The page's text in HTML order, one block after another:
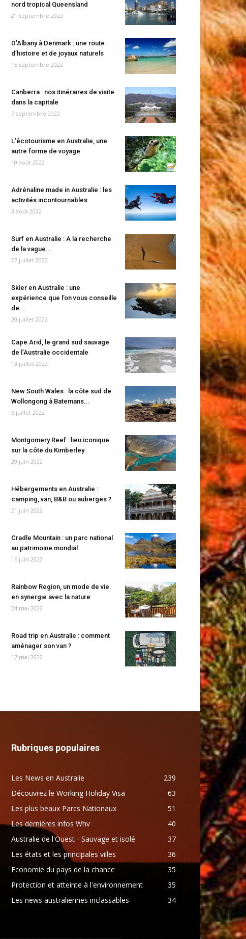
nord tropical Queensland
21 septembre 2022
D’Albany à Denmark : une route
d’histoire et de joyaux naturels
15 septembre 2022
Canberra : nos itinéraires de visite
dans la capitale
7 septembre 2022
L’écotourisme en Australie, une
autre forme de voyage
10 août 2022
Adrénaline made in Australie : les
activités incontournables
3 août 2022
Surf en Australie : A la recherche
de la vague...
27 juillet 2022
Skier en Australie : une
expérience que l’on vous conseille
de...
20 juillet 2022
Cape Arid, le grand sud sauvage
de l’Australie occidentale
13 juillet 2022
New South Wales : la côte sud de
Wollongong à Batemans...
6 juillet 2022
Montgomery Reef : lieu iconique
sur la côte du Kimberley
29 juin 2022
Hébergements en Australie :
camping, van, B&B ou auberges ?
21 juin 2022
Cradle Mountain : un parc national
au patrimoine mondial
16 juin 2022
Rainbow Region, un mode de vie
en synergie avec la nature
24 mai 2022
Road trip en Australie : comment
aménager son van ?
17 mai 2022
Rubriques populaires
Les News en Australie
239
Découvrez le Working Holiday Visa
63
Les plus beaux Parcs Nationaux
51
Les dernières infos Whv
40
Australie de l'Ouest - Sauvage et isolé
37
Les états et les principales villes
36
Economie du pays de la chance
35
Protection et atteinte à l'environnement
35
Les news australiennes inclassables
34